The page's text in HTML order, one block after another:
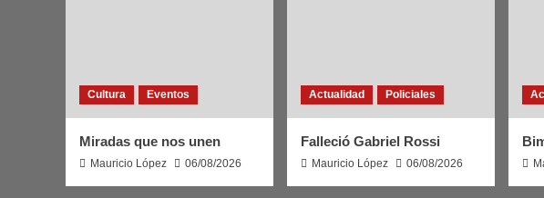
Cultura Eventos
Miradas que nos unen
Mauricio López 06/08/2026
Actualidad Policiales
Falleció Gabriel Rossi
Mauricio López 06/08/2026